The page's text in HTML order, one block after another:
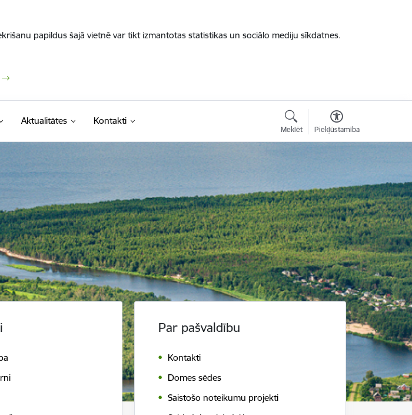
papildus šajā vietnē var tikt izmantotas statistikas un sociālo mediju sīkdatnes.
Aktualitātes Kontakti
Meklēt Piekļūstamība
Par pašvaldību
Kontakti
Domes sēdes
Saistošo noteikumu projekti